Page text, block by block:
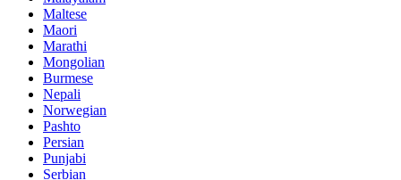
Maltese
Maori
Marathi
Mongolian
Burmese
Nepali
Norwegian
Pashto
Persian
Punjabi
Serbian